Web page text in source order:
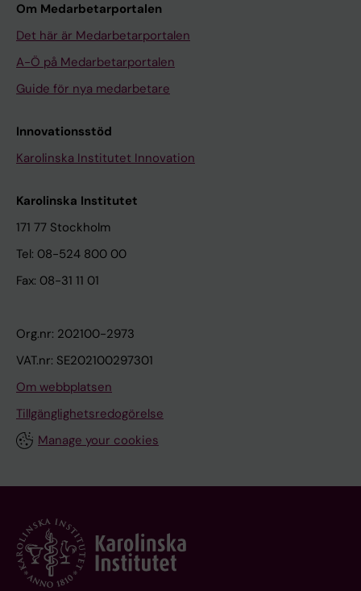
Om Medarbetarportalen
Det här är Medarbetarportalen
A-Ö på Medarbetarportalen
Guide för nya medarbetare
Innovationsstöd
Karolinska Institutet Innovation
Karolinska Institutet
171 77 Stockholm
Tel: 08-524 800 00
Fax: 08-31 11 01
Org.nr: 202100-2973
VAT.nr: SE202100297301
Om webbplatsen
Tillgänglighetsredogörelse
Manage your cookies